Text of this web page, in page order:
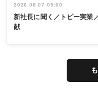
2026.08.07 05:00
新社長に聞く／トピー実
献